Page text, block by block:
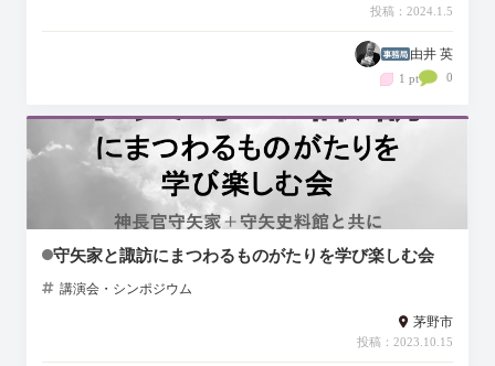
投稿：2024.1.5
由井 英
1 pt 0
守矢家と諏訪にまつわるものがたりを学び楽しむ会
講演会・シンポジウム
茅野市
投稿：2023.10.15